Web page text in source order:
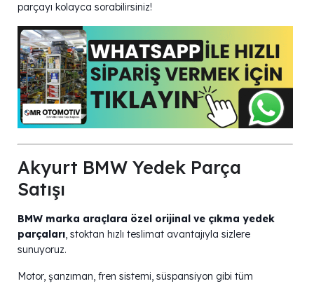
parçayı kolayca sorabilirsiniz!
Akyurt BMW Yedek Parça
Satışı
BMW marka araçlara özel orijinal ve çıkma yedek
parçaları, stoktan hızlı teslimat avantajıyla sizlere
sunuyoruz.
Motor, şanzıman, fren sistemi, süspansiyon gibi tüm